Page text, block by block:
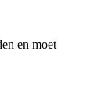
en moet